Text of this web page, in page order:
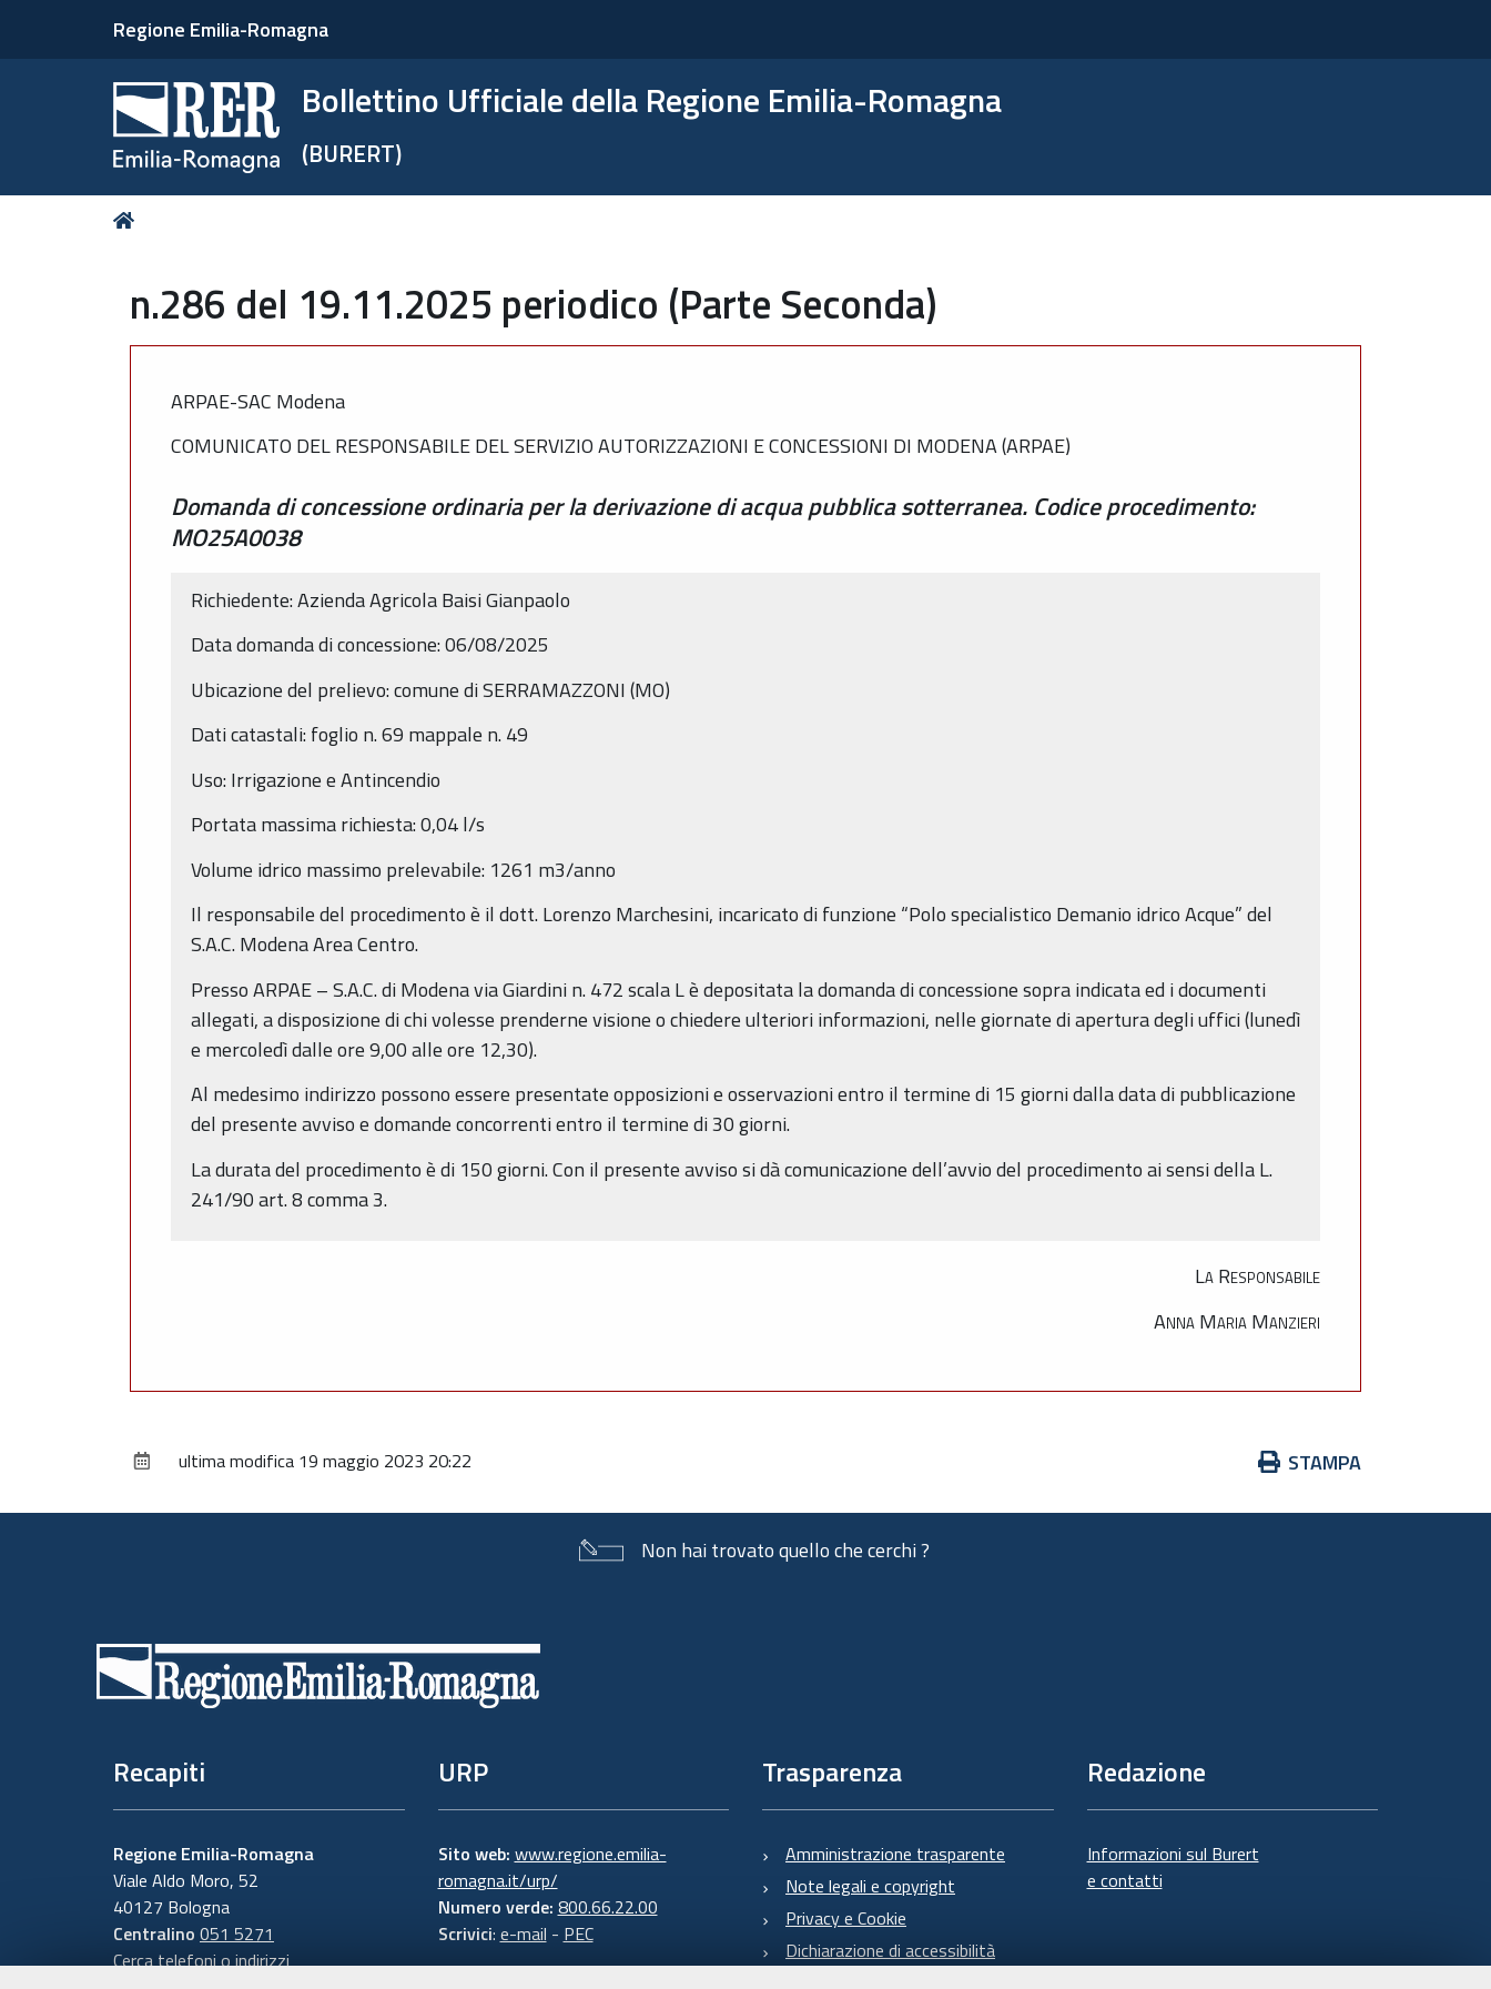
Regione Emilia-Romagna
Bollettino Ufficiale della Regione Emilia-Romagna
(BURERT)
Tu
n.286 del 19.11.2025 periodico (Parte Seconda)
ARPAE-SAC Modena
COMUNICATO DEL RESPONSABILE DEL SERVIZIO AUTORIZZAZIONI E CONCESSIONI DI MODENA (ARPAE)
Domanda di concessione ordinaria per la derivazione di acqua pubblica sotterranea. Codice procedimento:
MO25A0038
Richiedente: Azienda Agricola Baisi Gianpaolo
Data domanda di concessione: 06/08/2025
Ubicazione del prelievo: comune di SERRAMAZZONI (MO)
Dati catastali: foglio n. 69 mappale n. 49
Uso: Irrigazione e Antincendio
Portata massima richiesta: 0,04 l/s
Volume idrico massimo prelevabile: 1261 m3/anno
Il responsabile del procedimento è il dott. Lorenzo Marchesini, incaricato di funzione “Polo specialistico Demanio idrico Acque” del
S.A.C. Modena Area Centro.
Presso ARPAE – S.A.C. di Modena via Giardini n. 472 scala L è depositata la domanda di concessione sopra indicata ed i documenti
allegati, a disposizione di chi volesse prenderne visione o chiedere ulteriori informazioni, nelle giornate di apertura degli uffici (lunedì
e mercoledì dalle ore 9,00 alle ore 12,30).
Al medesimo indirizzo possono essere presentate opposizioni e osservazioni entro il termine di 15 giorni dalla data di pubblicazione
del presente avviso e domande concorrenti entro il termine di 30 giorni.
La durata del procedimento è di 150 giorni. Con il presente avviso si dà comunicazione dell’avvio del procedimento ai sensi della L.
241/90 art. 8 comma 3.
La Responsabile
Anna Maria Manzieri
Azioni
documento
STAMPA
ultima modifica 19 maggio 2023 20:22
Non hai trovato quello che cerchi ?
Recapiti
Regione Emilia-Romagna
Viale Aldo Moro, 52
40127 Bologna
Centralino 051 5271
Cerca telefoni o indirizzi
URP
Sito web: www.regione.emilia-
romagna.it/urp/
Numero verde: 800.66.22.00
Scrivici: e-mail - PEC
Trasparenza
Amministrazione trasparente
Note legali e copyright
Privacy e Cookie
Dichiarazione di accessibilità
Redazione
Informazioni sul Burert
e contatti